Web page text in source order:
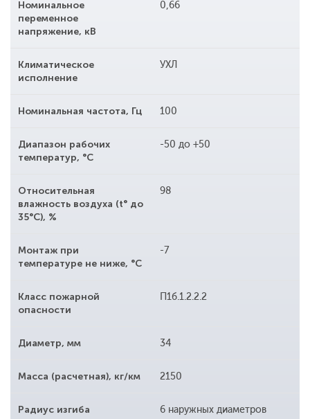
Номинальное
переменное
напряжение, кВ
0,66
Климатическое
исполнение
УХЛ
Номинальная частота, Гц 100
Диапазон рабочих
температур, °С
-50 до +50
Относительная
влажность воздуха (t° до
35°С), %
98
Монтаж при
температуре не ниже, °С
-7
Класс пожарной
опасности
П1б.1.2.2.2
Диаметр, мм 34
Масса (расчетная), кг/км 2150
Радиус изгиба 6 наружных диаметров